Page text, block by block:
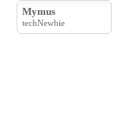
Mymus
techNewbie